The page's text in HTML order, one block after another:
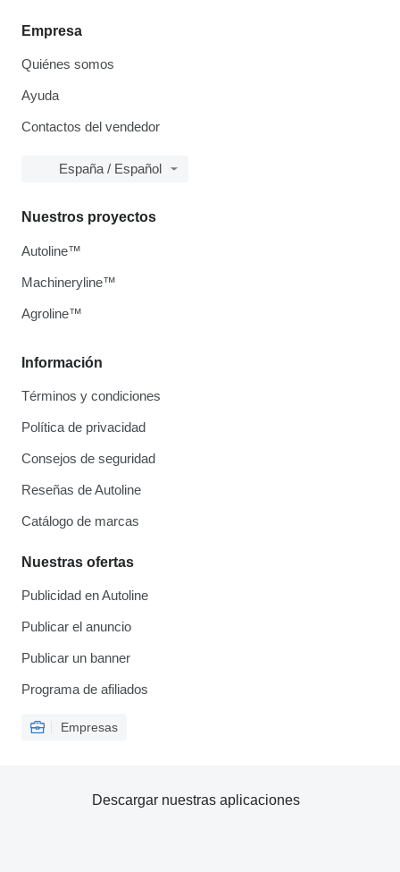
Empresa
Quiénes somos
Ayuda
Contactos del vendedor
España / Español
Información
Términos y condiciones
Política de privacidad
Consejos de seguridad
Reseñas de Autoline
Catálogo de marcas
Nuestras ofertas
Publicidad en Autoline
Publicar el anuncio
Publicar un banner
Programa de afiliados
Empresas
Nuestros proyectos
Autoline™
Machineryline™
Agroline™
Descargar nuestras aplicaciones